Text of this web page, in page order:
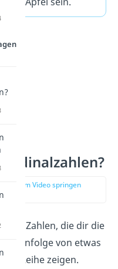
Ordinalzahlen?
Stelle im Video springen
sind Zahlen, die dir die
von etwas
Reihe zeigen.